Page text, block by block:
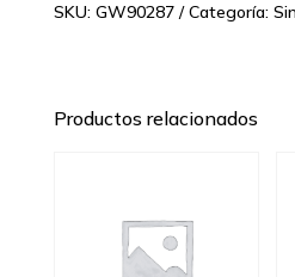
SKU: GW90287 Categoría:
Productos relacionados